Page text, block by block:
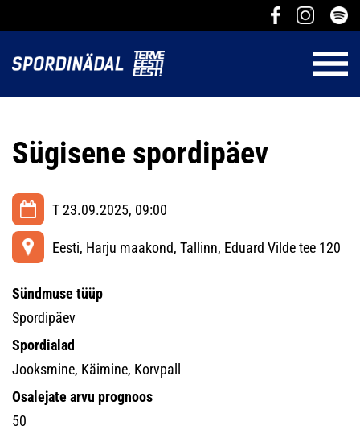
Sügisene spordipäev
T 23.09.2025, 09:00
Eesti, Harju maakond, Tallinn, Eduard Vilde tee 120
Sündmuse tüüp
Spordipäev
Spordialad
Jooksmine, Käimine, Korvpall
Osalejate arvu prognoos
50